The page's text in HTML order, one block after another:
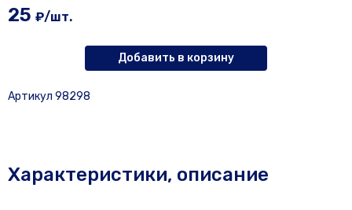
25 ₽/шт.
Добавить в корзину
Артикул 98298
Характеристики, описание